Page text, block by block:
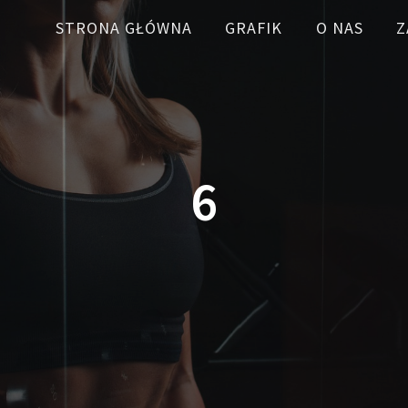
STRONA GŁÓWNA GRAFIK O NAS
6